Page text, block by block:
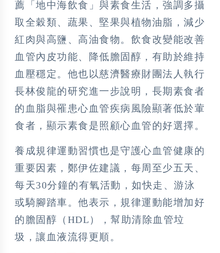
薦「地中海飲食」與素食生活，強調多攝
取全穀類、蔬果、堅果與植物油脂，減少
紅肉與高鹽、高油食物。飲食改變能改善
血管內皮功能、降低膽固醇，有助於維持
血壓穩定。他也以慈濟醫療財團法人執行
長林俊龍的研究進一步說明，長期素食者
的血脂與罹患心血管疾病風險顯著低於葷
食者，顯示素食是照顧心血管的好選擇。
養成規律運動習慣也是守護心血管健康的
重要因素，鄭伊佐建議，每周至少五天、
每天30分鐘的有氧活動，如快走、游泳
或騎腳踏車。他表示，規律運動能增加好
的膽固醇（HDL），幫助清除血管垃
圾，讓血液流得更順。